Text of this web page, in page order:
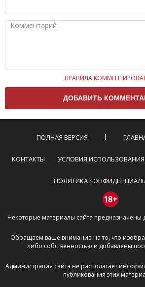
Комментарий
Чтобы ваш комментарий был
вам нужно придерживаться
Комментарий не может быть
короткой — избегайте
эмоциональных
Не стоит отклоняться от
Пожалуйста, не используйте
призывы к насилию и
направленные на разжигание
межнациональной и
пожалейте наших
очень славные ребята,
буквами.
Не копируйте рецензии с
важно именно ваше мнение.
Не размещайте рекламу!
ПРАВИЛА
ПОЛНАЯ ВЕРСИЯ
КОНТАКТЫ УСЛОВИЯ
ПОЛИТИКА
18+
Некоторые материалы сайта предназначены
Обращаем ваше внимание на то, что
либо собственностью и добавлены
Администрация сайта не располагает
публикования этих